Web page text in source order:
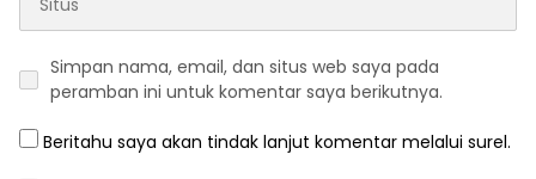
Simpan nama, email, dan situs web saya pada
peramban ini untuk komentar saya berikutnya.
Beritahu saya akan tindak lanjut komentar melalui surel.